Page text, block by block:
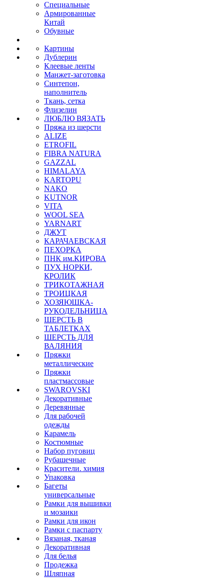
Специальные
Армированные
Китай
Обувные
Картины
Дублерин
Клеевые ленты
Манжет-заготовка
Синтепон,
наполнитель
Ткань, сетка
Флизелин
ЛЮБЛЮ ВЯЗАТЬ
Пряжа из шерсти
ALIZE
ETROFIL
FIBRA NATURA
GAZZAL
HIMALAYA
KARTOPU
NAKO
KUTNOR
VITA
WOOL SEA
YARNART
ДЖУТ
КАРАЧАЕВСКАЯ
ПЕХОРКА
ПНК им.КИРОВА
ПУХ НОРКИ,
КРОЛИК
ТРИКОТАЖНАЯ
ТРОИЦКАЯ
ХОЗЯЮШКА-
РУКОДЕЛЬНИЦА
ШЕРСТЬ В
ТАБЛЕТКАХ
ШЕРСТЬ ДЛЯ
ВАЛЯНИЯ
Пряжки
металлические
Пряжки
пластмассовые
SWAROVSKI
Декоративные
Деревянные
Для рабочей
одежды
Карамель
Костюмные
Набор пуговиц
Рубашечные
Красители. химия
Упаковка
Багеты
универсальные
Рамки для вышивки
и мозаики
Рамки для икон
Рамки с паспарту
Вязаная, тканая
Декоративная
Для белья
Продежка
Шляпная